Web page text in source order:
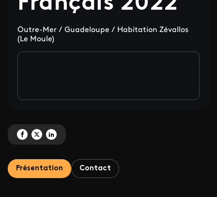
Outre-Mer / Guadeloupe / Habitation Zévallos
(Le Moule)
Partagez 'Le Monument Préféré des Français 2022' sur Facebook
Partagez 'Le Monument Préféré des Français 2022' sur X
Partagez 'Le Monument Préféré des Français 2022' sur LinkedIn
Présentation Contact